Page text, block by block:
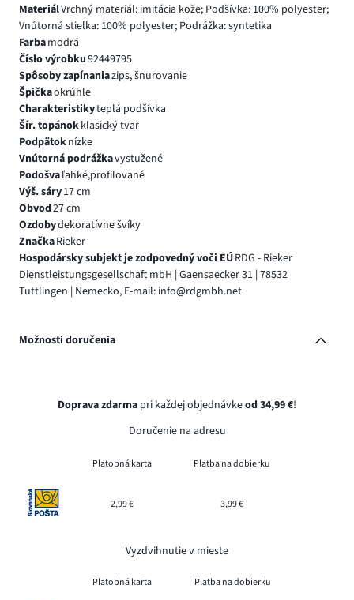
MateriálVrchný materiál: imitácia kože; Podšívka: 100% polyester;
Vnútorná stieľka: 100% polyester; Podrážka: syntetika
Farbamodrá
Číslo výrobku92449795
Spôsoby zapínaniazips, šnurovanie
Špičkaokrúhle
Charakteristikyteplá podšívka
Šír. topánokklasický tvar
Podpätoknízke
Vnútorná podrážkavystužené
Podošvaľahké,profilované
Výš. sáry17 cm
Obvod27 cm
Ozdobydekoratívne švíky
ZnačkaRieker
Hospodársky subjekt je zodpovedný voči EÚRDG - Rieker
Dienstleistungsgesellschaft mbH | Gaensaecker 31 | 78532
Tuttlingen | Nemecko, E-mail: info@rdgmbh.net
Možnosti doručenia
Doprava zdarma pri každej objednávkeod 34,99 €!
Doručenie na adresu
Platobná karta Platba na dobierku
2,99 € 3,99 €
Vyzdvihnutie v mieste
Platobná karta Platba na dobierku